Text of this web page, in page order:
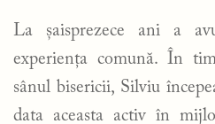
La șaisprezece ani a
experiența comună. În
sânul bisericii, Silviu
data aceasta activ în